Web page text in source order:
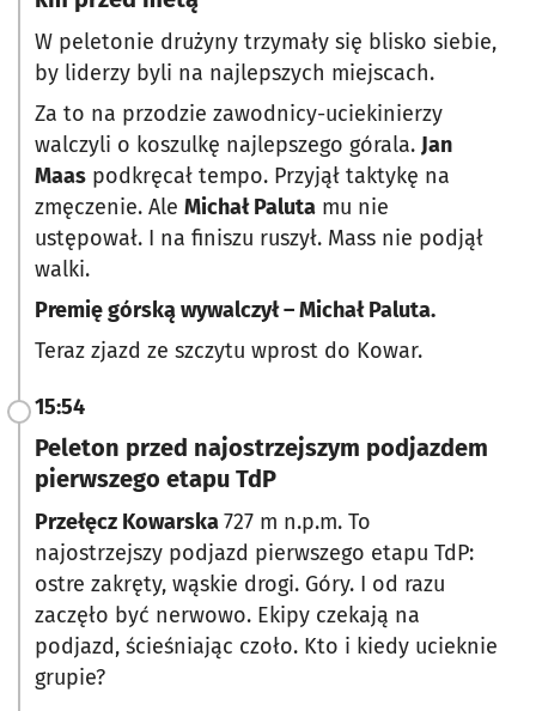
W peletonie drużyny trzymały się blisko siebie,
by liderzy byli na najlepszych miejscach.
Za to na przodzie zawodnicy-uciekinierzy
walczyli o koszulkę najlepszego górala. Jan
Maas podkręcał tempo. Przyjął taktykę na
zmęczenie. Ale Michał Paluta mu nie
ustępował. I na finiszu ruszył. Mass nie podjął
walki.
Premię górską wywalczył – Michał Paluta.
Teraz zjazd ze szczytu wprost do Kowar.
15:54
Peleton przed najostrzejszym podjazdem
pierwszego etapu TdP
Przełęcz Kowarska727 m n.p.m. To
najostrzejszy podjazd pierwszego etapu TdP:
ostre zakręty, wąskie drogi. Góry. I od razu
zaczęło być nerwowo. Ekipy czekają na
podjazd, ścieśniając czoło. Kto i kiedy ucieknie
grupie?